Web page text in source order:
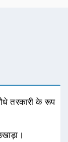
तरकारी के रूप